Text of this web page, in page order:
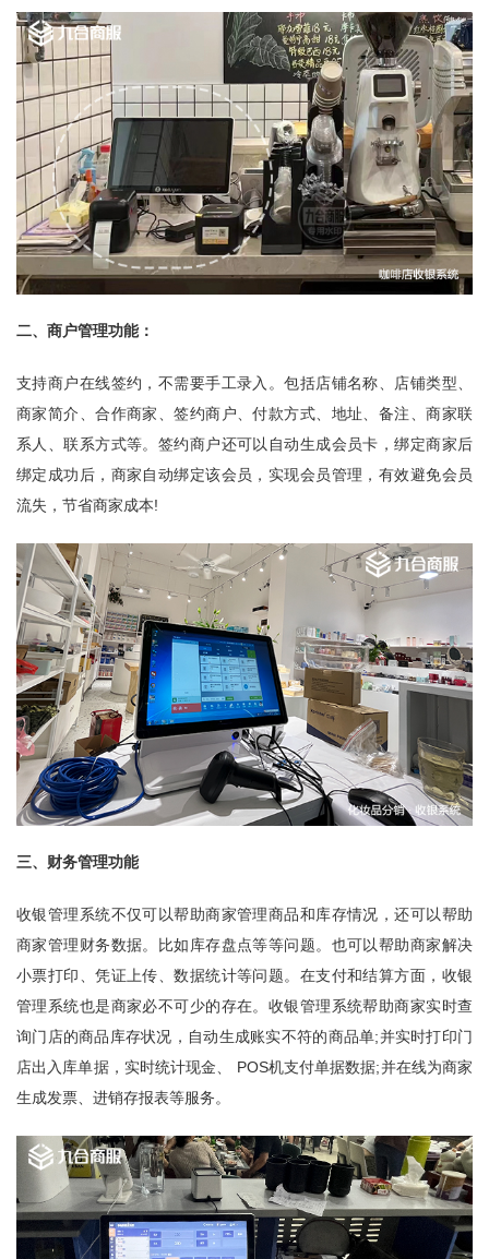
二、商户管理功能：
支持商户在线签约，不需要手工录入。包括店铺名称、店铺类型、
商家简介、合作商家、签约商户、付款方式、地址、备注、商家联
系人、联系方式等。签约商户还可以自动生成会员卡，绑定商家后
绑定成功后，商家自动绑定该会员，实现会员管理，有效避免会员
流失，节省商家成本!
三、财务管理功能
收银管理系统不仅可以帮助商家管理商品和库存情况，还可以帮助
商家管理财务数据。比如库存盘点等等问题。也可以帮助商家解决
小票打印、凭证上传、数据统计等问题。在支付和结算方面，收银
管理系统也是商家必不可少的存在。收银管理系统帮助商家实时查
询门店的商品库存状况，自动生成账实不符的商品单;并实时打印门
店出入库单据，实时统计现金、
POS机支付单据数据;并在线为商家
生成发票、进销存报表等服务。